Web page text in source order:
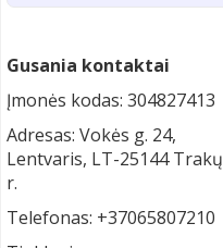
Gusania kontaktai
Įmonės kodas: 304827413
Adresas: Vokės g. 24,
Lentvaris, LT-25144 Trakų
r.
Telefonas: +37065807210